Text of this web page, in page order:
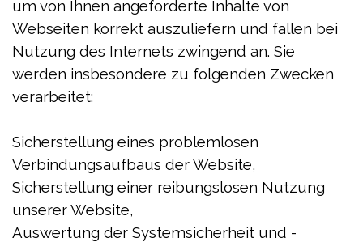
um von Ihnen angeforderte Inhalte von
Webseiten korrekt auszuliefern und fallen bei
Nutzung des Internets zwingend an. Sie
werden insbesondere zu folgenden Zwecken
verarbeitet:
Sicherstellung eines problemlosen
Verbindungsaufbaus der Website,
Sicherstellung einer reibungslosen Nutzung
unserer Website,
Auswertung der Systemsicherheit und -